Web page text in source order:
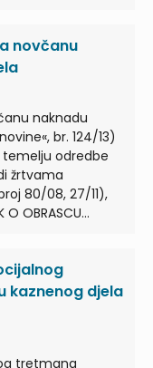
potvrde prijave ili
tekstu:
prava na
Zakona o
djela(u daljnjem
novčanu
naknadu
br. 124/13)
temelju odredbe
žrtvama
80/08, 27/11),
OBRASCU
zahtjeva (u
naknadu
kaznenog djela
tretmana